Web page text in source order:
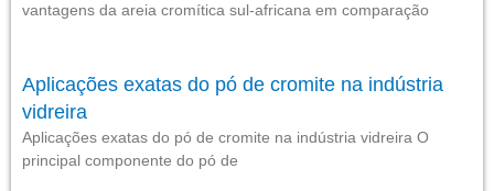
vantagens da areia cromítica sul-africana em comparação
Aplicações exatas do pó de cromite na indústria
vidreira
Aplicações exatas do pó de cromite na indústria vidreira O
principal componente do pó de